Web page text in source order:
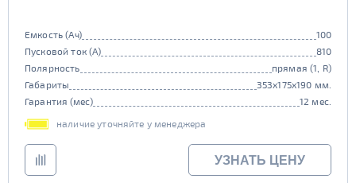
Емкость (Ач)
100
Пусковой ток (А)
810
Полярность
прямая (1, R)
Габариты
353x175x190 мм.
Гарантия (мес)
12 мес.
наличие уточняйте у менеджера
УЗНАТЬ ЦЕНУ